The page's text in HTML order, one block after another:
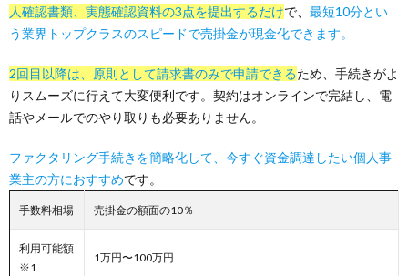
人確認書類、実態確認資料の3点を提出するだけで、 最短10分とい
う業界トップクラスのスピードで売掛金が現金化できます。
2回目以降は、原則として請求書のみで申請できるため、手続きがよ
りスムーズに行えて大変便利です。契約はオンラインで完結し、電
話やメールでのやり取りも必要ありません。
ファクタリング手続きを簡略化して、今すぐ資金調達したい個人事
業主の方におすすめです。
手数料相場 売掛金の額面の10％
利用可能額
※1
1万円〜100万円